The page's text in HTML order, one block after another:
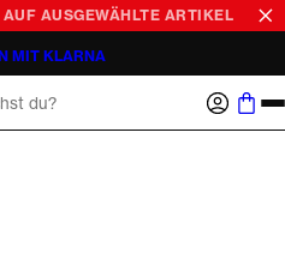
AUSGEWÄHLTE ARTIKEL
MIT KLARNA